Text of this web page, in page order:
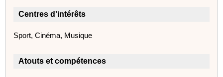
Centres d'intérêts
Sport, Cinéma, Musique
Atouts et compétences